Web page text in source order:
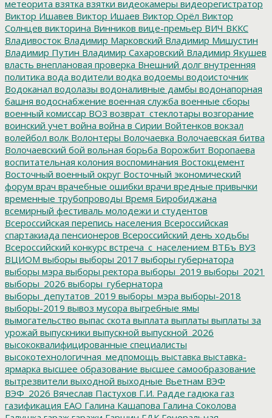
метеорита взятка взятки видеокамеры видеорегистратор
Виктор Ишавев Виктор Ишаев Виктор Орёл Виктор
Солнцев викторина Винников вице-премьер ВИЧ ВККС
Владивосток Владимир Марковский Владимир Мишустин
Владимир Путин Владимир Сахаровский Владимир Якушев
власть внеплановая проверка Внешний долг внутренняя
политика вода водители водка водоемы водоисточник
Водоканал водолазы водоналивные дамбы водонапорная
башня водоснабжение военная служба военные сборы
военный комиссар ВОЗ возврат_стеклотары возгорание
воинский учет война война в Сирии Войтенков вокзал
волейбол волк Волонтеры Волочаевка Волочаевская битва
Волочаевский бой вольная борьба Ворожбит Воропаева
воспитательная колония воспоминания Востокцемент
Восточный военный округ Восточный экономический
форум врач врачебные ошибки врачи вредные привычки
временные трубопроводы Время Биробиджана
всемирный фестиваль молодежи и студентов
Всероссийская перепись населения Всероссийская
спартакиада пенсионеров Всероссийский день ходьбы
Всероссийский конкурс встреча_с_населением ВТБъ ВУЗ
ВЦИОМ выборы выборы 2017 выборы губернатора
выборы мэра выборы ректора выборы_2019 выборы_2021
выборы_2026 выборы_губернатора
выборы_депутатов_2019 выборы_мэра выборы-2018
выборы-2019 вывоз мусора выгребные ямы
вымогательство выпас скота выплата выплаты выплаты за
урожай выпускники выпускной выпускной_2026
высококвалифицированные специалисты
высокотехнологичная_медпомощь выставка выставка-
ярмарка высшее образование высшее самообразование
вытрезвители выходной выходные Вьетнам ВЭФ
ВЭФ_2026 Вячеслав Пастухов Г.И. Радде гадюка газ
газификация ЕАО Галина Кашапова Галина Соколова